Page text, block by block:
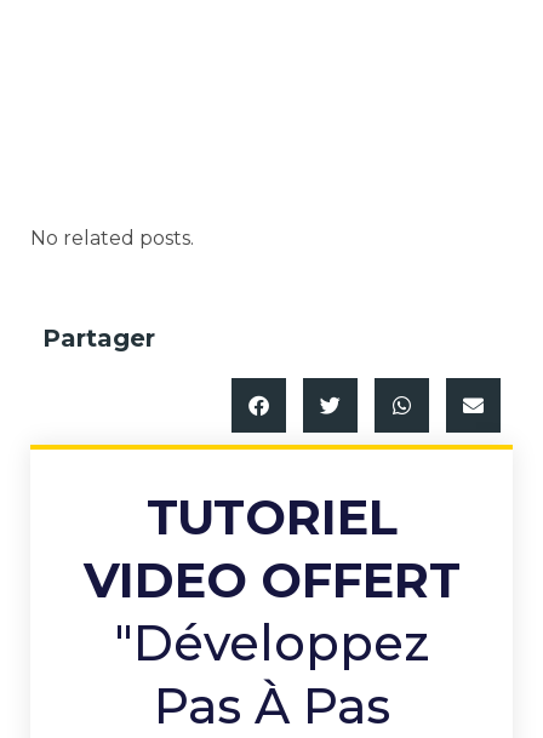
No related posts.
Partager
TUTORIEL
VIDEO OFFERT
"Développez
Pas À Pas